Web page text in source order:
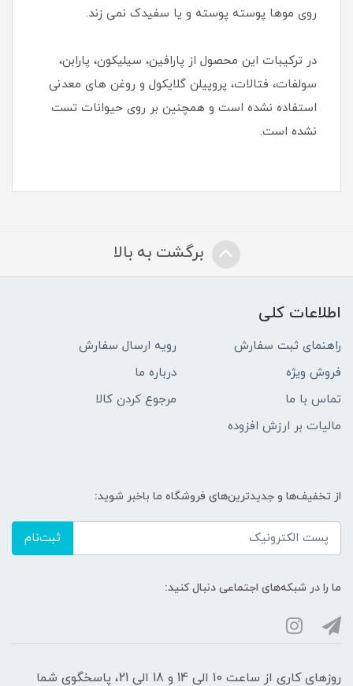
روی موها پوسته پوسته و یا سفیدک نمی زند.
در ترکیبات این محصول از پارافین، سیلیکون، پارابن،
سولفات، فتالات، پروپیلن گلایکول و روغن های معدنی
استفاده نشده است و همچنین بر روی حیوانات تست
نشده است.
برگشت به بالا
اطلاعات کلی
راهنمای ثبت سفارش
رویه ارسال سفارش
فروش ویژه
درباره ما
تماس با ما
مرجوع کردن کالا
مالیات بر ارزش افزوده
از تخفیف‌ها و جدیدترین‌های فروشگاه ما باخبر شوید:
ثبت‌نام
ما را در شبکه‌های اجتماعی دنبال کنید:
روزهای کاری از ساعت 10 الی 14 و 18 الی 21، پاسخگوی شما